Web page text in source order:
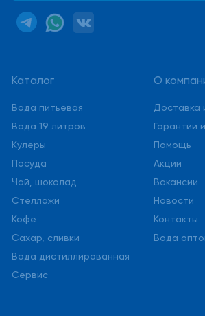
Каталог
Вода питьевая
Вода 19 литров
Кулеры
Посуда
Чай, шоколад
Стеллажи
Кофе
Сахар, сливки
Вода дистиллированная
Сервис
О
Доставка
Гарантии
Помощь
Акции
Вакансии
Новости
Контакты
Вода